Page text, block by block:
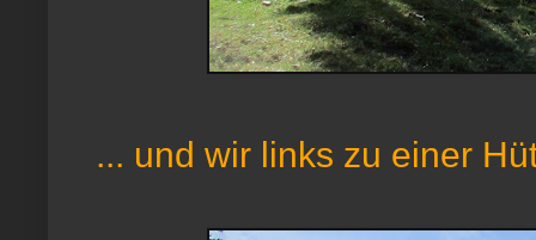
... und wir links zu einer